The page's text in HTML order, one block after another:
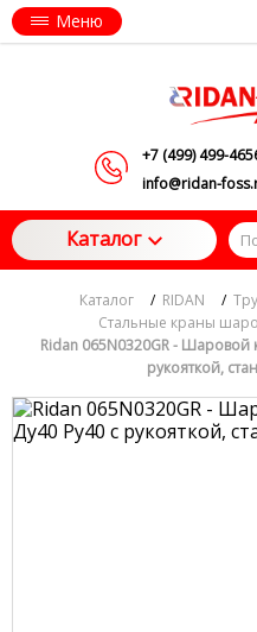
Меню
+7 (499) 499-
info@ridan-
Каталог
Каталог / RIDAN /
Стальные краны
Ridan 065N0320GR - Шаровой
рукояткой,